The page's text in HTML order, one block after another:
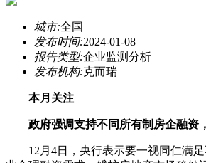
城市:全国
发布时间:2024-01-08
报告类型:企业监测分析
发布机构:克而瑞
本月关注
政府强调支持不同所有制房企融资
12月4日，央行表示要一视同仁满足